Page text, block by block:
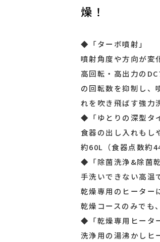
燥！
◆「ターボ噴射」
噴射角度や方向が変
高回転・高出力の
の回転数を抑制し、
れを吹き飛ばす強力
◆「ゆとりの深型タ
食器の出し入れもし
約60L（食器点数約
◆「除菌洗浄&除菌乾
手洗いできない高温
乾燥専用のヒーター
乾燥コースのみでも
◆「乾燥専用ヒータ
洗浄用の湯沸かしヒ